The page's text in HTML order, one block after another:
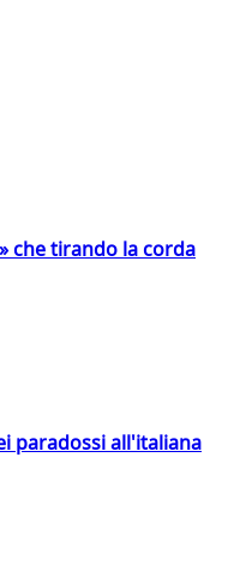
che tirando la corda
paradossi all'italiana